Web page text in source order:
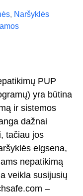
, Naršyklės
PUP
yra būtina
ir sistemos
dažnai
tačiau jos
elgsena,
nepatikimą
veikla susijusių
–